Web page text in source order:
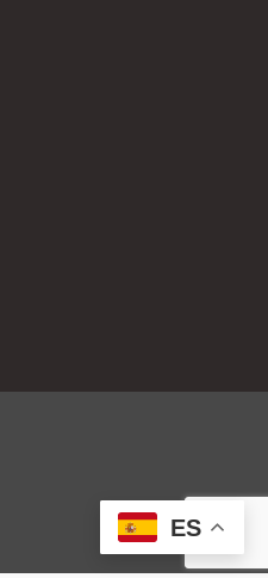
ES